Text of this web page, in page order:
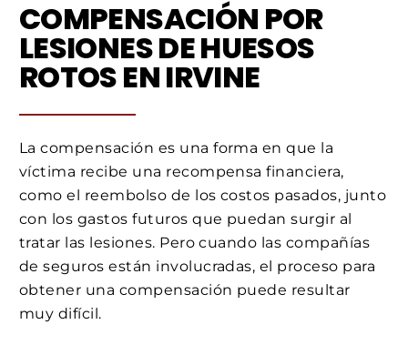
COMPENSACIÓN POR
LESIONES DE HUESOS
ROTOS EN IRVINE
La compensación es una forma en que la
víctima recibe una recompensa financiera,
como el reembolso de los costos pasados, junto
con los gastos futuros que puedan surgir al
tratar las lesiones. Pero cuando las compañías
de seguros están involucradas, el proceso para
obtener una compensación puede resultar
muy difícil.